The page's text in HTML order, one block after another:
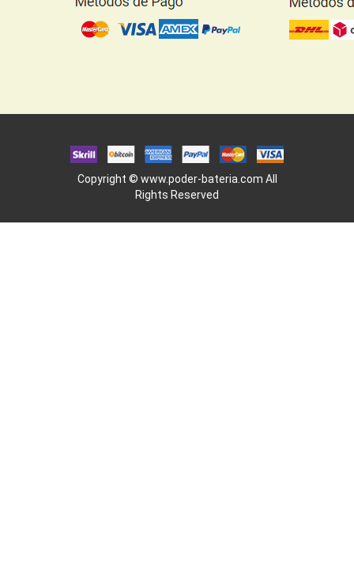
Copyright © www.poder-bateria.com All
Rights Reserved